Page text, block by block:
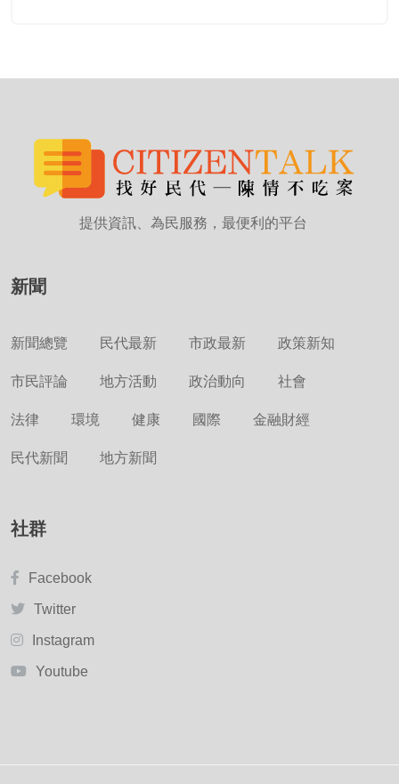
提供資訊、為民服務，最便利的平台
新聞
新聞總覽 民代最新 市政最新 政策新知
市民評論 地方活動 政治動向 社會
法律 環境 健康 國際 金融財經
民代新聞 地方新聞
社群
Facebook
Twitter
Instagram
Youtube